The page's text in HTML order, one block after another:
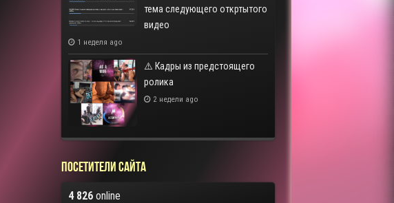
тема следующего откртытого
видео
1 неделя ago
⚠️ Кадры из предстоящего
ролика
2 недели ago
Посетители сайта
4 826online